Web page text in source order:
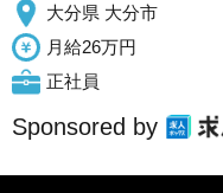
大分県 大分市
月給26万円
正社員
Sponsored by